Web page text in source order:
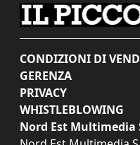
CONDIZIONI DI
GERENZA
PRIVACY
WHISTLEBLOWING
Nord Est Multimedia